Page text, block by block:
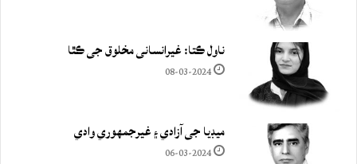
ناول ڪتا: غيرانساني مخلوق جي ڪٿا
08-03-2024
ميڊيا جي آزادي ۽ غيرجمھوري وادي
06-03-2024